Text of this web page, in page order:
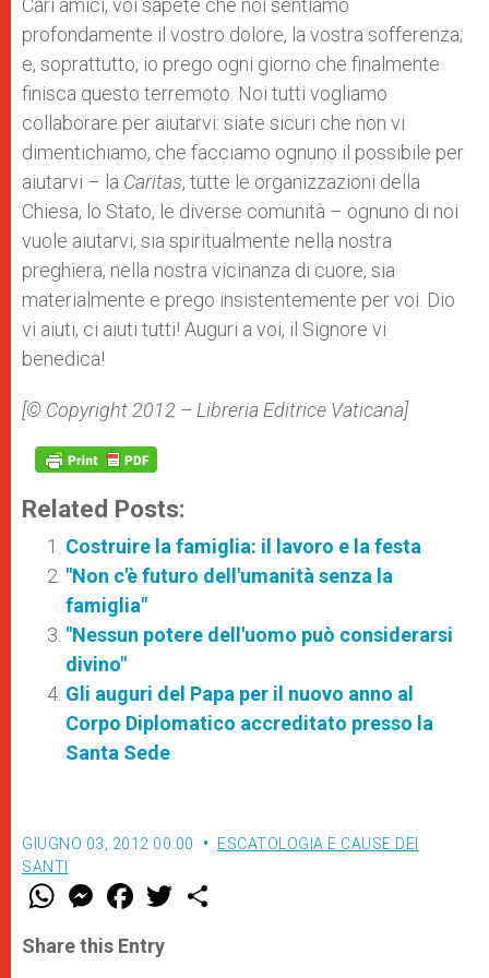
Cari amici, voi sapete che noi sentiamo
profondamente il vostro dolore, la vostra sofferenza;
e, soprattutto, io prego ogni giorno che finalmente
finisca questo terremoto. Noi tutti vogliamo
collaborare per aiutarvi: siate sicuri che non vi
dimentichiamo, che facciamo ognuno il possibile per
aiutarvi – la Caritas, tutte le organizzazioni della
Chiesa, lo Stato, le diverse comunità – ognuno di noi
vuole aiutarvi, sia spiritualmente nella nostra
preghiera, nella nostra vicinanza di cuore, sia
materialmente e prego insistentemente per voi. Dio
vi aiuti, ci aiuti tutti! Auguri a voi, il Signore vi
benedica!
[© Copyright 2012 – Libreria Editrice Vaticana]
Related Posts:
Costruire la famiglia: il lavoro e la festa
"Non c'è futuro dell'umanità senza la
famiglia"
"Nessun potere dell'uomo può considerarsi
divino"
Gli auguri del Papa per il nuovo anno al
Corpo Diplomatico accreditato presso la
Santa Sede
GIUGNO 03, 2012 00:00
ESCATOLOGIA E CAUSE DEI
SANTI
W
t
s
M
e
s
e
F
a
e
b
w
Share this Entry